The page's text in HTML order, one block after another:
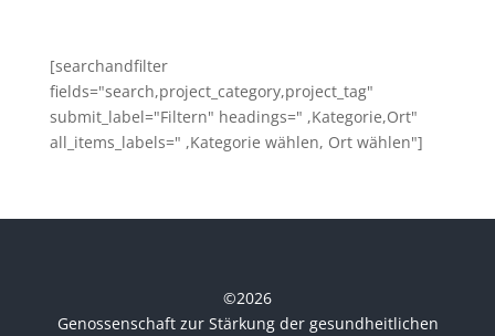
[searchandfilter
fields="search,project_category,project_tag"
submit_label="Filtern" headings=" ,Kategorie,Ort"
all_items_labels=" ,Kategorie wählen, Ort wählen"]
©2026
Genossenschaft zur Stärkung der gesundheitlichen